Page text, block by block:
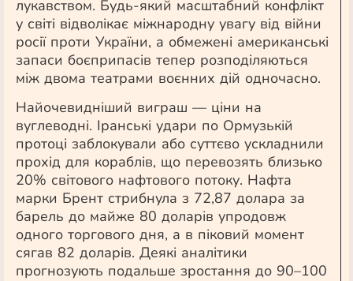
лукавством. Будь-який масштабний конфлікт
у світі відволікає міжнародну увагу від війни
росії проти України, а обмежені американські
запаси боєприпасів тепер розподіляються
між двома театрами воєнних дій одночасно.
Найочевидніший виграш — ціни на
вуглеводні. Іранські удари по Ормузькій
протоці заблокували або суттєво ускладнили
прохід для кораблів, що перевозять близько
20% світового нафтового потоку. Нафта
марки Брент стрибнула з 72,87 долара за
барель до майже 80 доларів упродовж
одного торгового дня, а в піковий момент
сягав 82 доларів. Деякі аналітики
прогнозують подальше зростання до 90–100